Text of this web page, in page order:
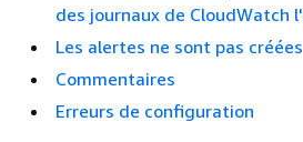
des journaux de CloudWatch
Les alertes ne sont pas créées
Commentaires
Erreurs de configuration